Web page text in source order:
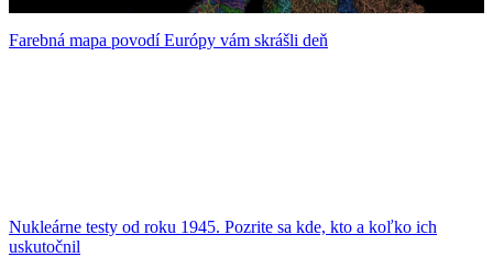
Farebná mapa povodí Európy vám skrášli deň
Nukleárne testy od roku 1945. Pozrite sa kde, kto a koľko ich
uskutočnil